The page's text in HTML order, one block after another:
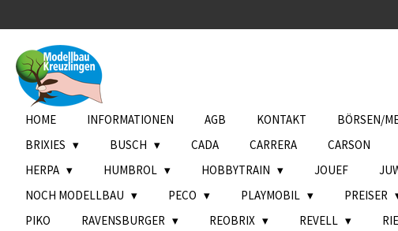
Hauptinhalt
springen
HOME INFORMATIONEN AGB KONTAKT BÖRSEN/
BRIXIES
BUSCH CADA CARRERA CARSON
HERPA
HUMBROL HOBBYTRAIN JOUEF
NOCH MODELLBAU
PECO PLAYMOBIL PREISER
PIKO
RAVENSBURGER REOBRIX REVELL